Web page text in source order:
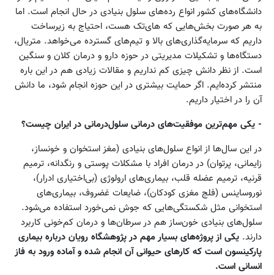
دانشگاه‌های کشور انواع رده‌های سلول‌ بنیادی در حال انجام است. اما
به هر صورت بخش‌هایی که های‌تک هست، احتیاج به زیرساخت
داریم که سرمایه‌گذاری‌های بالا و تیم‌های گسترده می‌خواهد. متریال،
دستگاه‌ها و تشکیلات مدیریتی در حوزه دارو و درمان کلان و سنگین
است. از نظر دانش چیزی کم نداریم و مقالات زیادی هم در این باره
منتشر کرده‌ایم. اگر حمایت بیشتری در این حوزه انجام شود، ما دانش
آن را در اختیار داریم.
- یکی مهم‌ترین موفقیت‌های درمانی سلول‌درمانی در ایران چیست؟
در این سال‌ها از انواع سلول‌های بنیادی (مغز استخوان و خونساز،
زایمانی، پرتوان) در درمان افراد با مشکلات پوستی و رنگدانه، ترمیم
قرنیه، ترمیم عضله قلب، بیماری‌های ارولوژی (بی‌اختیاری ادرار)،
نوروساینس (فلج مغزی کودکان)، ضایعات غضروف، بیماری‌های
استخوانی مثل شکستگی‌هایی که جوش نمی‌خورد استفاده می‌شود.
سلول‌های بنیادی خون‌ساز هم در سرطان‌ها و درمان کم‌خونی کاربرد
دارند. یکی از پروژه‌های بسیار مهم در پژوهشگاه رویان درباره بیماری
پارکینسون است که کارهای حیوانی آن انجام شده و آماده ورود به فاز
انسانی است.